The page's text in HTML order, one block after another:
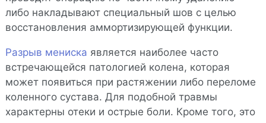
либо накладывают специальный шов с целью
восстановления аммортизирующей функции.
Разрыв мениска является наиболее часто
встречающейся патологией колена, которая
может появиться при растяжении либо переломе
коленного сустава. Для подобной травмы
характерны отеки и острые боли. Кроме того, это